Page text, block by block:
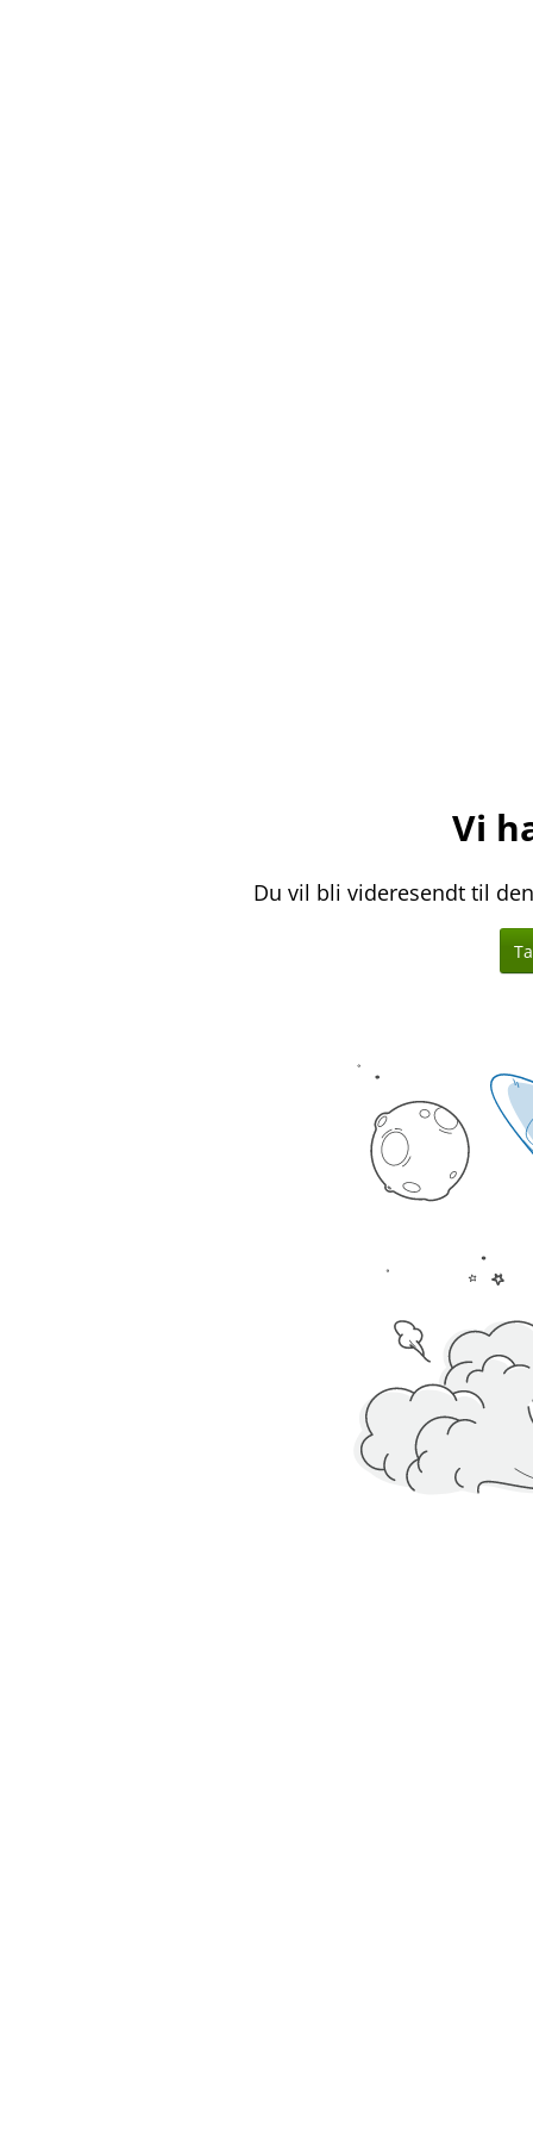
Vi
Du vil bli videresendt til